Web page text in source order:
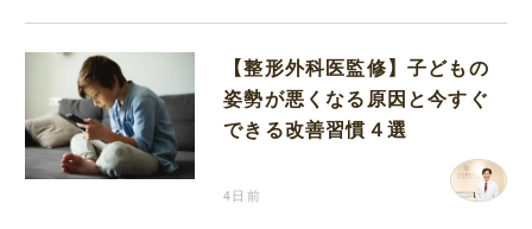
【整形外科医監修】子どもの
姿勢が悪くなる原因と今すぐ
できる改善習慣４選
4日前